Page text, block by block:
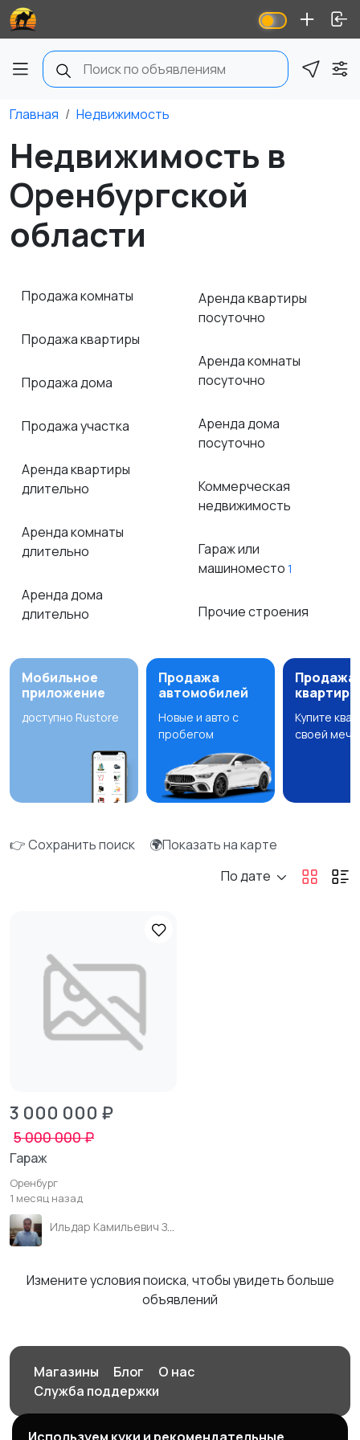
Главная Недвижимость
Недвижимость в
Оренбургской
области
Продажа комнаты
Продажа квартиры
Продажа дома
Продажа участка
Аренда квартиры
длительно
Аренда комнаты
длительно
Аренда дома
длительно
Аренда квартиры
посуточно
Аренда комнаты
посуточно
Аренда дома
посуточно
Коммерческая
недвижимость
Гараж или
машиноместо 1
Прочие строения
Мобильное
приложение
доступно Rustore
Продажа
автомобилей
Новые и авто с
пробегом
Продажа
квартир
Купите
своей
👉 Сохранить поиск
🌍Показать на карте
По дате
3 000 000 ₽
5 000 000 ₽
Гараж
Оренбург
1 месяц назад
Измените условия поиска, чтобы увидеть больше
объявлений
Магазины Блог
О нас
Служба поддержки